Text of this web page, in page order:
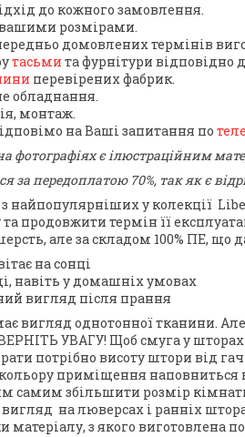
до кожного замовлення.
розмірами.
домовлених термінів
тасьми та фурнітури відповідно
перевірених фабрик.
обладнання.
монтаж.
на Ваші запитання по
фотографіях є ілюстраційним
за передоплатою 70%, так як є
з найпопулярніших у колекції
продовжити термін її
але за складом 100% ПЕ, що
на сонці
навіть у домашніх умовах
вигляд після прання
вигляд однотонної тканини.
УВАГУ! Щоб смуга у шторах
потрібно висоту штори від
приміщення наповниться
самим збільшити розмір
вигляд на люверсах і ранніх
матеріалу, з якого виготовлена